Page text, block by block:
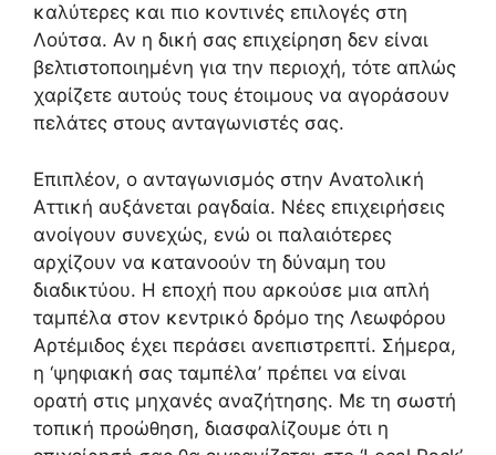
καλύτερες και πιο κοντινές επιλογές στη
Λούτσα. Αν η δική σας επιχείρηση δεν είναι
βελτιστοποιημένη για την περιοχή, τότε απλώς
χαρίζετε αυτούς τους έτοιμους να αγοράσουν
πελάτες στους ανταγωνιστές σας.
Επιπλέον, ο ανταγωνισμός στην Ανατολική
Αττική αυξάνεται ραγδαία. Νέες επιχειρήσεις
ανοίγουν συνεχώς, ενώ οι παλαιότερες
αρχίζουν να κατανοούν τη δύναμη του
διαδικτύου. Η εποχή που αρκούσε μια απλή
ταμπέλα στον κεντρικό δρόμο της Λεωφόρου
Αρτέμιδος έχει περάσει ανεπιστρεπτί. Σήμερα,
η ‘ψηφιακή σας ταμπέλα’ πρέπει να είναι
ορατή στις μηχανές αναζήτησης. Με τη σωστή
τοπική προώθηση, διασφαλίζουμε ότι η